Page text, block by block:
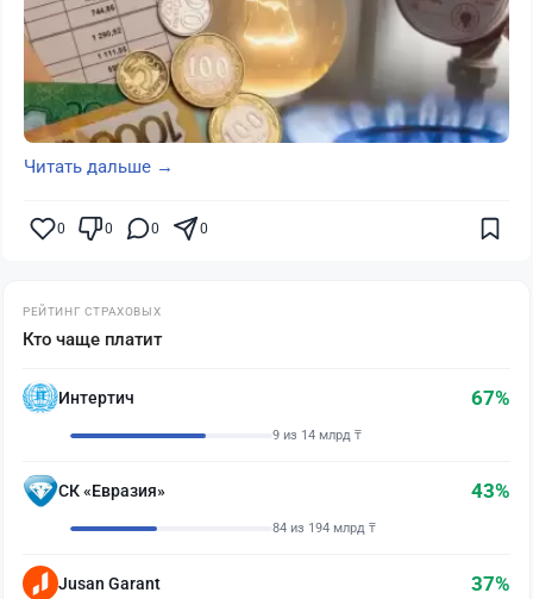
Читать дальше →
0 0 0 0
РЕЙТИНГ СТРАХОВЫХ
Кто чаще платит
Интертич 67%
9 из 14 млрд ₸
СК «Евразия» 43%
84 из 194 млрд ₸
Jusan Garant 37%